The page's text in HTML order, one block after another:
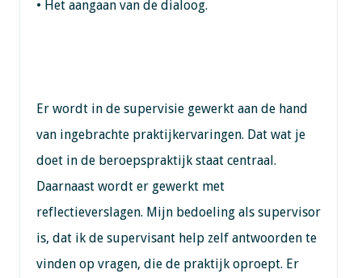
• Het aangaan van de dialoog.
Er wordt in de supervisie gewerkt aan de hand
van ingebrachte praktijkervaringen. Dat wat je
doet in de beroepspraktijk staat centraal.
Daarnaast wordt er gewerkt met
reflectieverslagen. Mijn bedoeling als supervisor
is, dat ik de supervisant help zelf antwoorden te
vinden op vragen, die de praktijk oproept. Er